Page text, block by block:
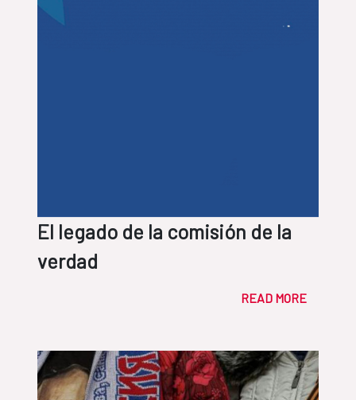
El legado de la comisión de la
verdad
READ MORE